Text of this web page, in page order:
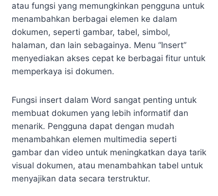
atau fungsi yang memungkinkan pengguna untuk
menambahkan berbagai elemen ke dalam
dokumen, seperti gambar, tabel, simbol,
halaman, dan lain sebagainya. Menu “Insert”
menyediakan akses cepat ke berbagai fitur untuk
memperkaya isi dokumen.
Fungsi insert dalam Word sangat penting untuk
membuat dokumen yang lebih informatif dan
menarik. Pengguna dapat dengan mudah
menambahkan elemen multimedia seperti
gambar dan video untuk meningkatkan daya tarik
visual dokumen, atau menambahkan tabel untuk
menyajikan data secara terstruktur.